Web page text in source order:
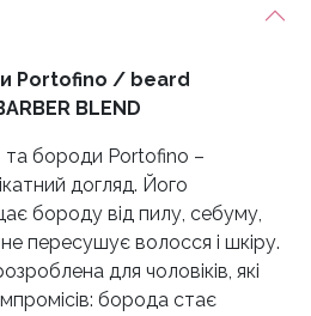
Portofino / beard
BLEND
бороди Portofino –
догляд. Його
бороду від пилу, себуму,
пересушує волосся і шкіру.
для чоловіків, які
борода стає